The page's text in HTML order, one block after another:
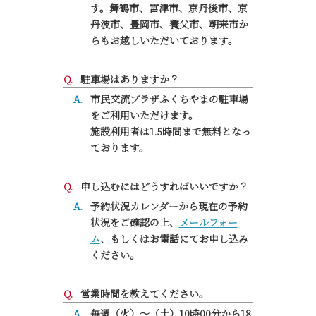
す。舞鶴市、宮津市、京丹後市、京
丹波市、豊岡市、養父市、朝来市か
らもお越しいただいております。
駐車場はありますか？
市民交流プラザふくちやまの駐車場
をご利用いただけます。
施設利用者は1.5時間まで無料となっ
ております。
申し込むにはどうすればいいですか？
予約状況カレンダーから現在の予約
状況をご確認の上、 メールフォー
ム、もしくはお電話にてお申し込み
ください。
営業時間を教えてください。
毎週（火）～（土）10時00分から18